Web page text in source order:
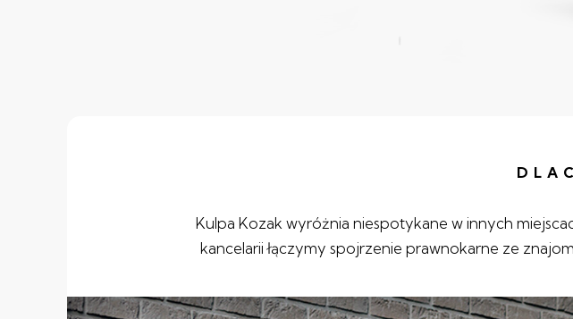
Kulpa Kozak wyróżnia niespotykane w innych
kancelarii łączymy spojrzenie prawnokarne ze